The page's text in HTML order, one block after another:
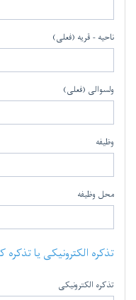
ناحیه - قریه (فعلی)
ولسوالی (فعلی)
وظیفه
محل وظیفه
تذکره الکترونیکی یا
تذکره الکترونیکی